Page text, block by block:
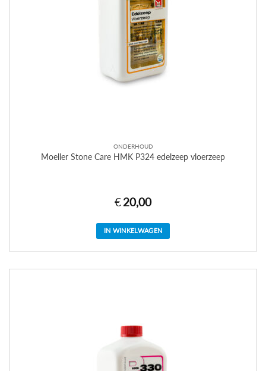
ONDERHOUD
Moeller Stone Care HMK P324 edelzeep vloerzeep
€20,00
IN WINKELWAGEN